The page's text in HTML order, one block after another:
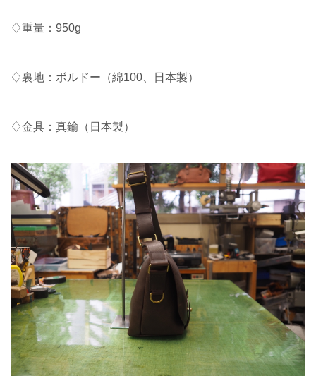
♢重量：950g
♢裏地：ボルドー（綿100、日本製）
♢金具：真鍮（日本製）